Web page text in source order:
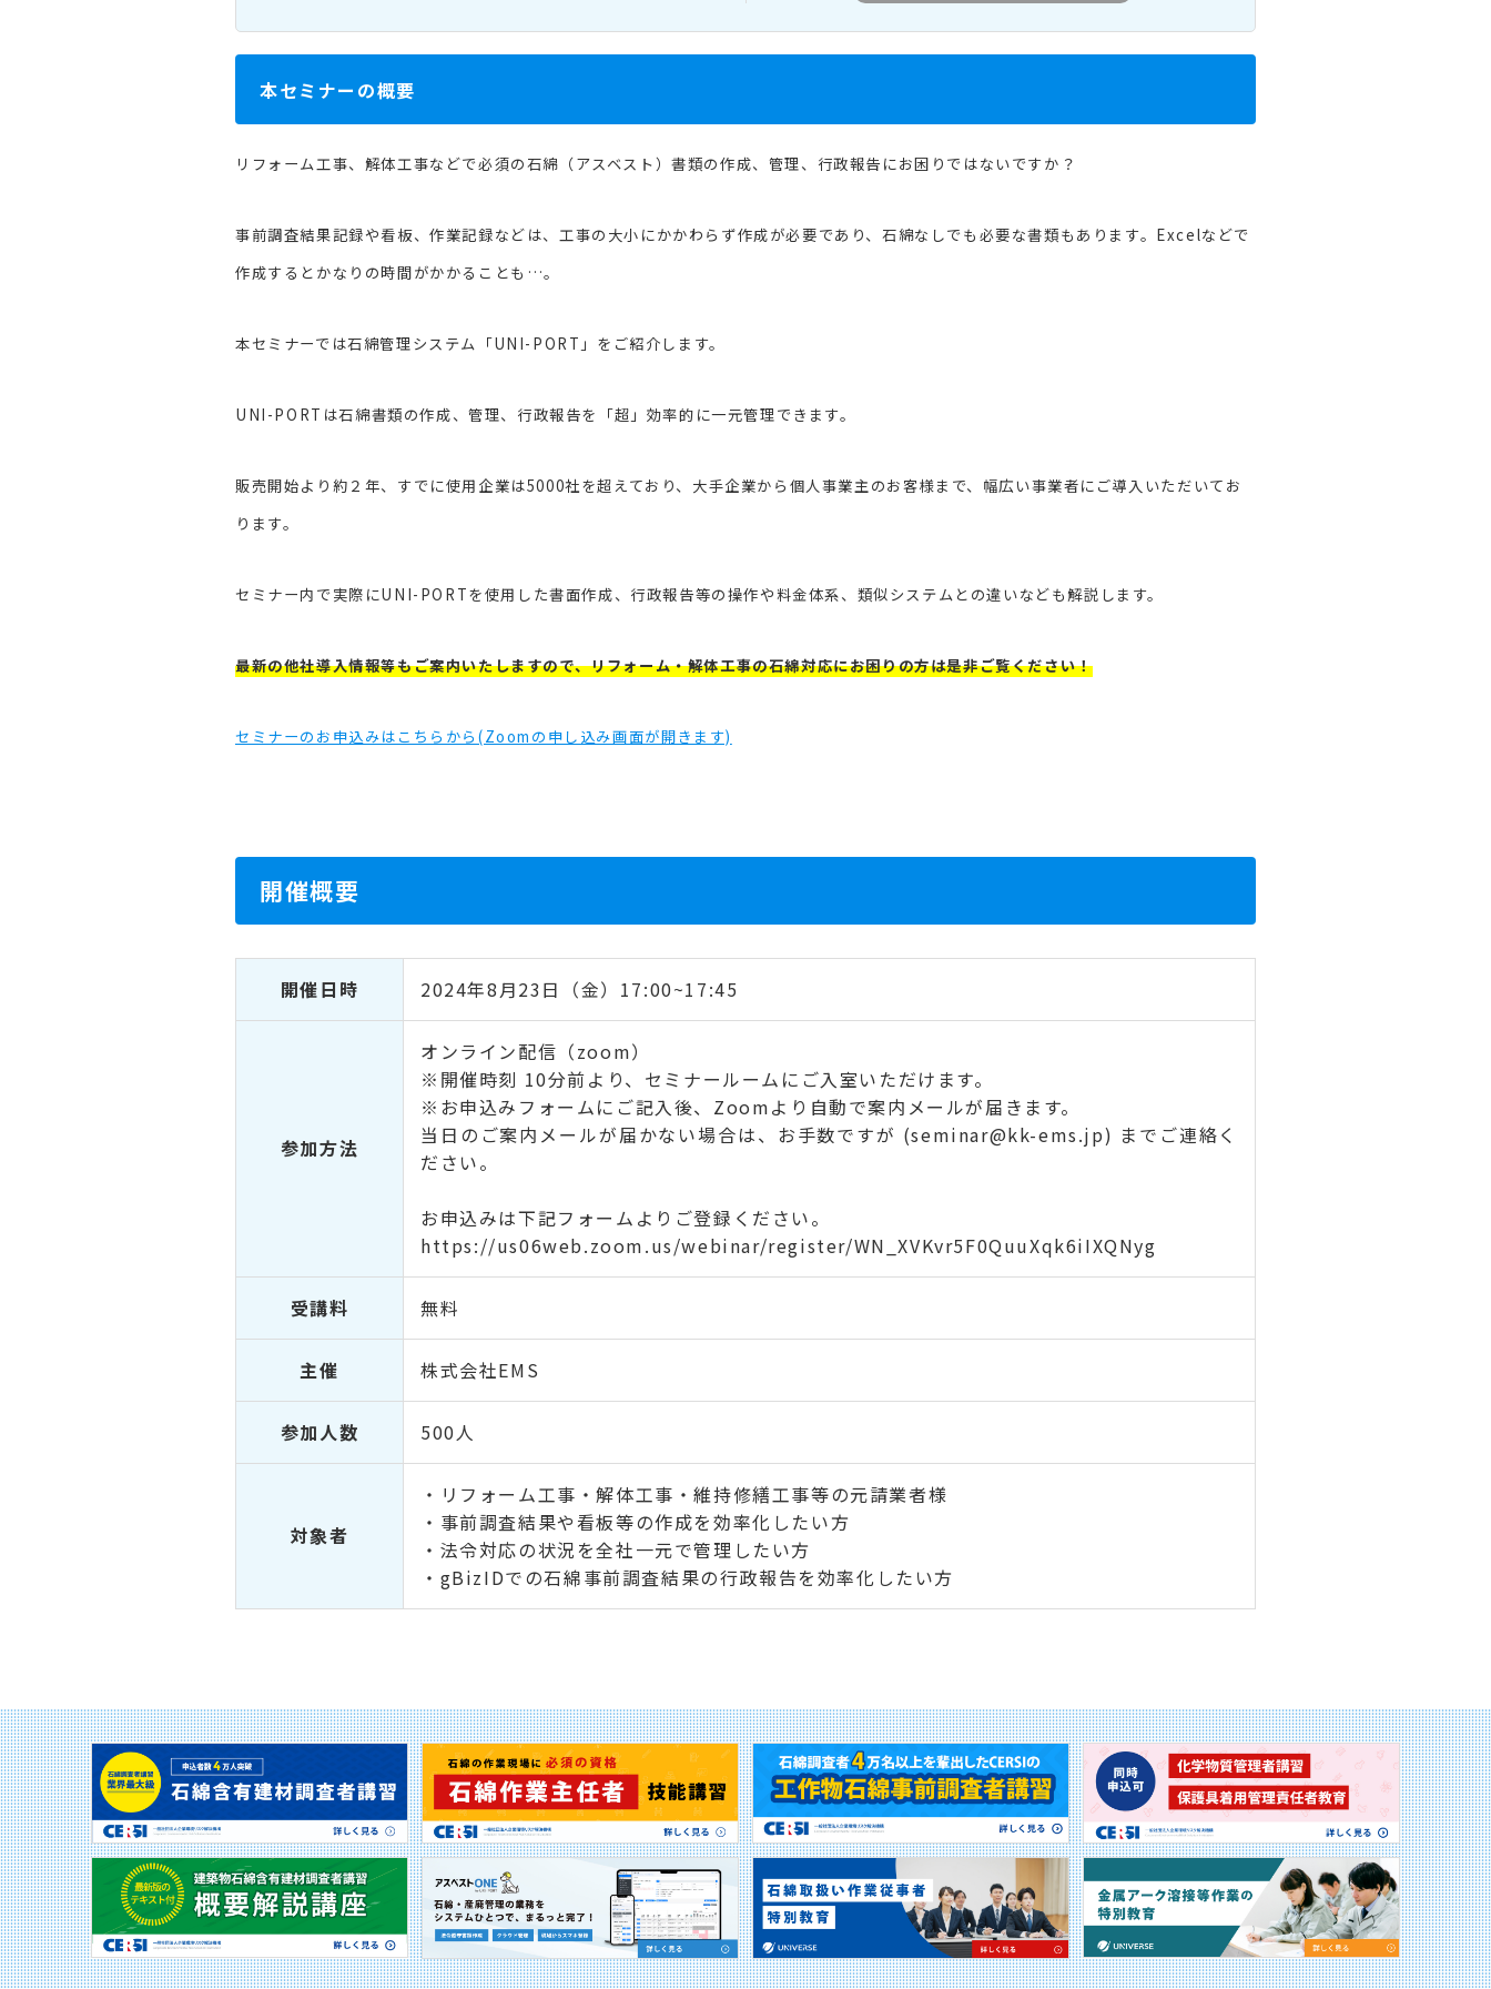
本セミナーの概要
リフォーム工事、解体工事などで必須の石綿（アスベスト）書類の作成、管理、行政報告にお困りではないですか？
事前調査結果記録や看板、作業記録などは、工事の大小にかかわらず作成が必要であり、石綿なしでも必要な書類もあります。Excelなどで
作成するとかなりの時間がかかることも…。
本セミナーでは石綿管理システム「UNI-PORT」をご紹介します。
UNI-PORTは石綿書類の作成、管理、行政報告を「超」効率的に一元管理できます。
販売開始より約２年、すでに使用企業は5000社を超えており、大手企業から個人事業主のお客様まで、幅広い事業者にご導入いただいてお
ります。
セミナー内で実際にUNI-PORTを使用した書面作成、行政報告等の操作や料金体系、類似システムとの違いなども解説します。
最新の他社導入情報等もご案内いたしますので、リフォーム・解体工事の石綿対応にお困りの方は是非ご覧ください！
セミナーのお申込みはこちらから(Zoomの申し込み画面が開きます)
開催概要
開催日時 2024年8月23日（金）17:00~17:45
参加方法
オンライン配信（zoom）
※開催時刻 10分前より、セミナールームにご入室いただけます。
※お申込みフォームにご記入後、Zoomより自動で案内メールが届きます。
当日のご案内メールが届かない場合は、お手数ですが (seminar@kk-ems.jp) までご連絡く
ださい。
お申込みは下記フォームよりご登録ください。
https://us06web.zoom.us/webinar/register/WN_XVKvr5F0QuuXqk6iIXQNyg
受講料 無料
主催 株式会社EMS
参加人数 500人
対象者
・リフォーム工事・解体工事・維持修繕工事等の元請業者様
・事前調査結果や看板等の作成を効率化したい方
・法令対応の状況を全社一元で管理したい方
・gBizIDでの石綿事前調査結果の行政報告を効率化したい方